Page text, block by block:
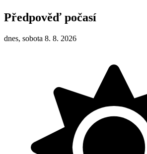
Předpověď počasí
dnes, sobota 8. 8. 2026